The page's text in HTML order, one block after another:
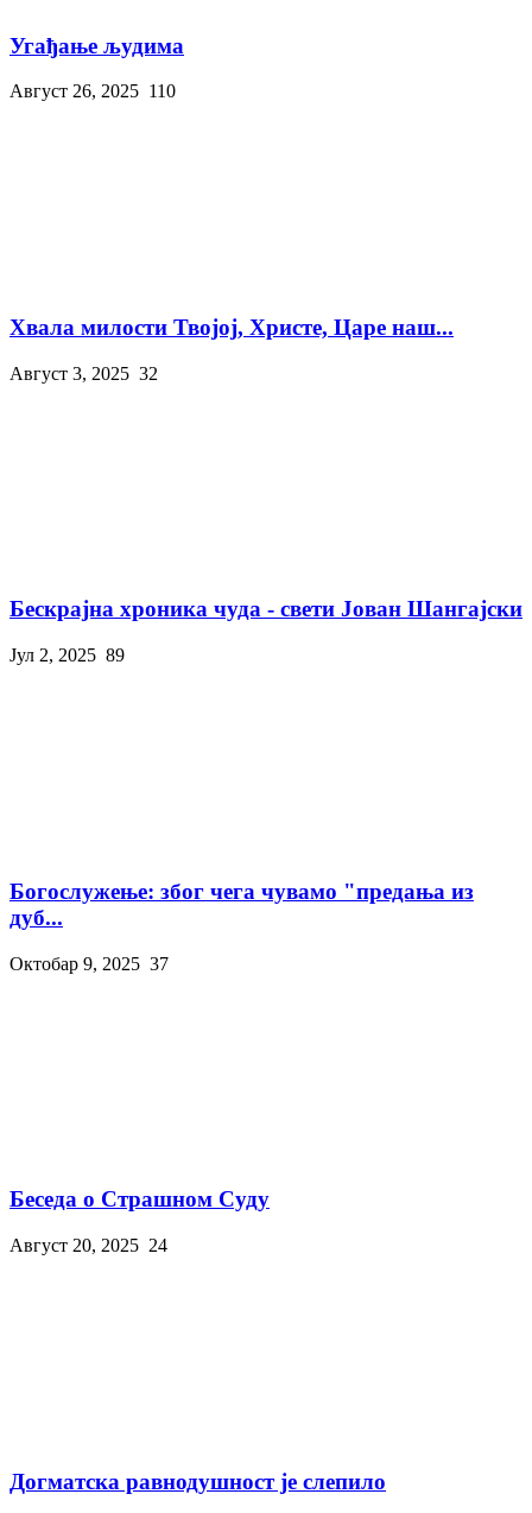
Угађање људима
Август 26, 2025 110
Хвала милости Твојој, Христе, Царе наш...
Август 3, 2025 32
Бескрајна хроника чуда - свети Јован Шангајски
Јул 2, 2025 89
Богослужење: због чега чувамо "предања из
дуб...
Октобар 9, 2025 37
Беседа о Страшном Суду
Август 20, 2025 24
Догматска равнодушност је слепило